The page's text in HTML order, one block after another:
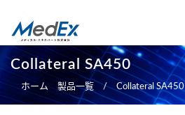
コ
ン
テ
ン
Collateral SA450
ホーム 製品一覧 / Collateral SA450